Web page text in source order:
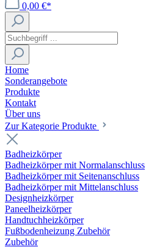
0,00 €*
Home
Sonderangebote
Produkte
Kontakt
Über uns
Zur Kategorie Produkte
Badheizkörper
Badheizkörper mit Normalanschluss
Badheizkörper mit Seitenanschluss
Badheizkörper mit Mittelanschluss
Designheizkörper
Paneelheizkörper
Handtuchheizkörper
Fußbodenheizung Zubehör
Zubehör